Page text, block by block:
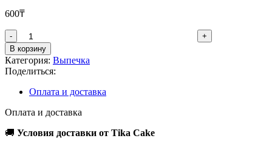
600₸
Количество
товара
Средний
киш
В корзину
Категория: Выпечка
Поделиться:
Оплата и доставка
Оплата и доставка
🚚 Условия доставки от Tika Cake